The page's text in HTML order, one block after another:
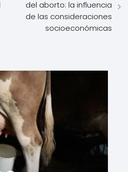
del aborto: la influencia
de las consideraciones
socioeconómicas